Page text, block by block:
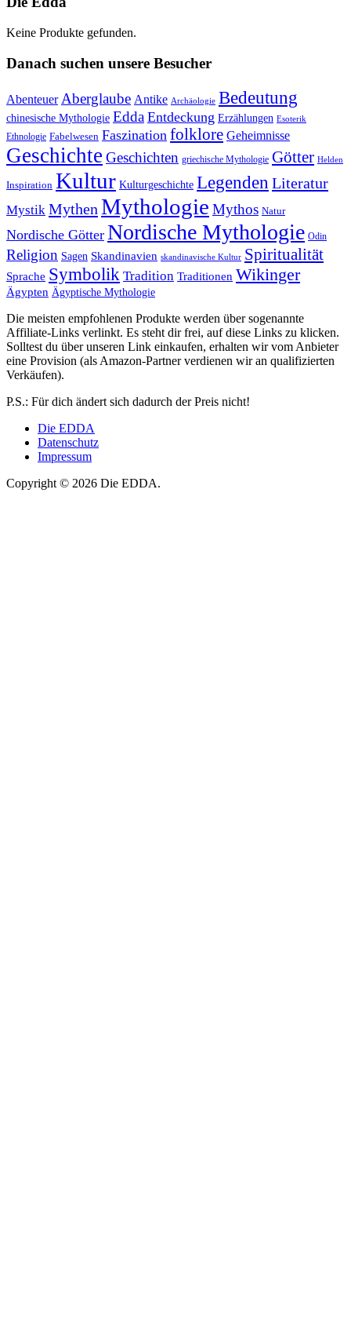
Keine Produkte gefunden.
Danach suchen unsere Besucher
Abenteuer Aberglaube Antike Archäologie Bedeutung
chinesische Mythologie Edda Entdeckung Erzählungen Esoterik
Ethnologie Fabelwesen Faszination folklore Geheimnisse
Geschichte Geschichten griechische Mythologie Götter Helden
Inspiration Kultur Kulturgeschichte Legenden Literatur
Mystik Mythen Mythologie Mythos Natur
Nordische Götter Nordische Mythologie Odin
Religion Sagen Skandinavien skandinavische Kultur Spiritualität
Sprache Symbolik Tradition Traditionen Wikinger
Ägypten Ägyptische Mythologie
Die meisten empfohlenen Produkte werden über sogenannte
Affiliate-Links verlinkt. Es steht dir frei, auf diese Links zu klicken.
Solltest du über unseren Link einkaufen, erhalten wir vom Anbieter
eine Provision (als Amazon-Partner verdienen wir an qualifizierten
Verkäufen).
P.S.: Für dich ändert sich dadurch der Preis nicht!
Die EDDA
Datenschutz
Impressum
Copyright © 2026 Die EDDA.